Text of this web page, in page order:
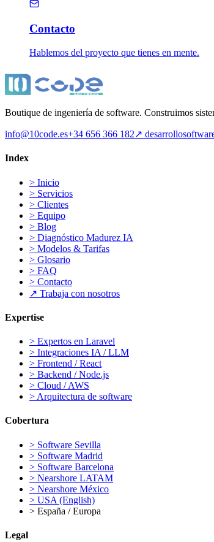
Contacto
Hablemos del proyecto que tienes en mente.
Boutique de ingeniería de software. Construimos
info@10code.es+34 656 366 182↗
Index
> Inicio
> Servicios
> Clientes
> Equipo
> Blog
> Diagnóstico Madurez IA
> Modelos & Tarifas
> Glosario
> FAQ
> Contacto
↗ Trabaja con nosotros
Expertise
> Expertos en Laravel
> Integraciones IA / LLM
> Frontend / React
> Backend / Node.js
> Cloud / AWS
> Arquitectura de software
Cobertura
> Software Sevilla
> Software Madrid
> Software Barcelona
> Nearshore LATAM
> Nearshore México
> USA (English)
> España / Europa
Legal